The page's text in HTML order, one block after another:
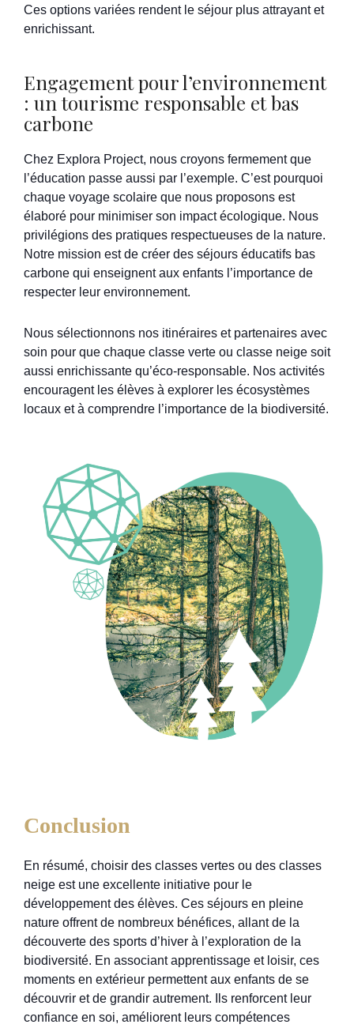
Ces options variées rendent le séjour plus attrayant et
enrichissant.
Engagement pour l’environnement
: un tourisme responsable et bas
carbone
Chez Explora Project, nous croyons fermement que
l’éducation passe aussi par l’exemple. C’est pourquoi
chaque voyage scolaire que nous proposons est
élaboré pour minimiser son impact écologique. Nous
privilégions des pratiques respectueuses de la nature.
Notre mission est de créer des séjours éducatifs bas
carbone qui enseignent aux enfants l’importance de
respecter leur environnement.
Nous sélectionnons nos itinéraires et partenaires avec
soin pour que chaque classe verte ou classe neige soit
aussi enrichissante qu’éco-responsable. Nos activités
encouragent les élèves à explorer les écosystèmes
locaux et à comprendre l’importance de la biodiversité.
Conclusion
En résumé, choisir des classes vertes ou des classes
neige est une excellente initiative pour le
développement des élèves. Ces séjours en pleine
nature offrent de nombreux bénéfices, allant de la
découverte des sports d’hiver à l’exploration de la
biodiversité. En associant apprentissage et loisir, ces
moments en extérieur permettent aux enfants de se
découvrir et de grandir autrement. Ils renforcent leur
confiance en soi, améliorent leurs compétences